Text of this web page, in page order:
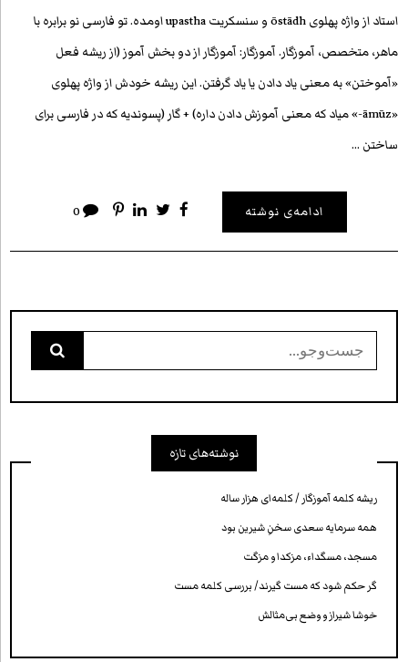
استاد از واژه پهلوی ōstādh و سنسکریت upastha اومده. تو فارسی نو برابره با
ماهر، متخصص، آموزگار. آموزگار: آموزگار از دو بخش آموز (از ریشه‌ فعل
«آموختن» به معنی یاد دادن یا یاد گرفتن. این ریشه خودش از واژه‌ پهلوی
«āmūz-» میاد که معنی آموزش دادن داره) + گار (پسوندیه که در فارسی برای
ساختن …
ادامه‌ی نوشته 0
برای:
نوشته‌های تازه
ریشه کلمه آموزگار / کلمه‌ای هزار ساله
همه سرمایه‌ سعدی سخنِ شیرین بود
مسجد، مسگداء، مزکدا و مزگت
گر حکم شود که مست گیرند/ بررسی کلمه‌ مست
خوشا شیراز و وضع بی‌مثالش